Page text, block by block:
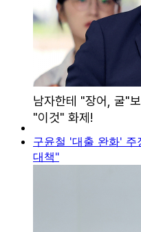
구윤철 '대출 완화'
대책"